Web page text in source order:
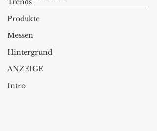
Trends
Produkte
Messen
Hintergrund
ANZEIGE
Intro